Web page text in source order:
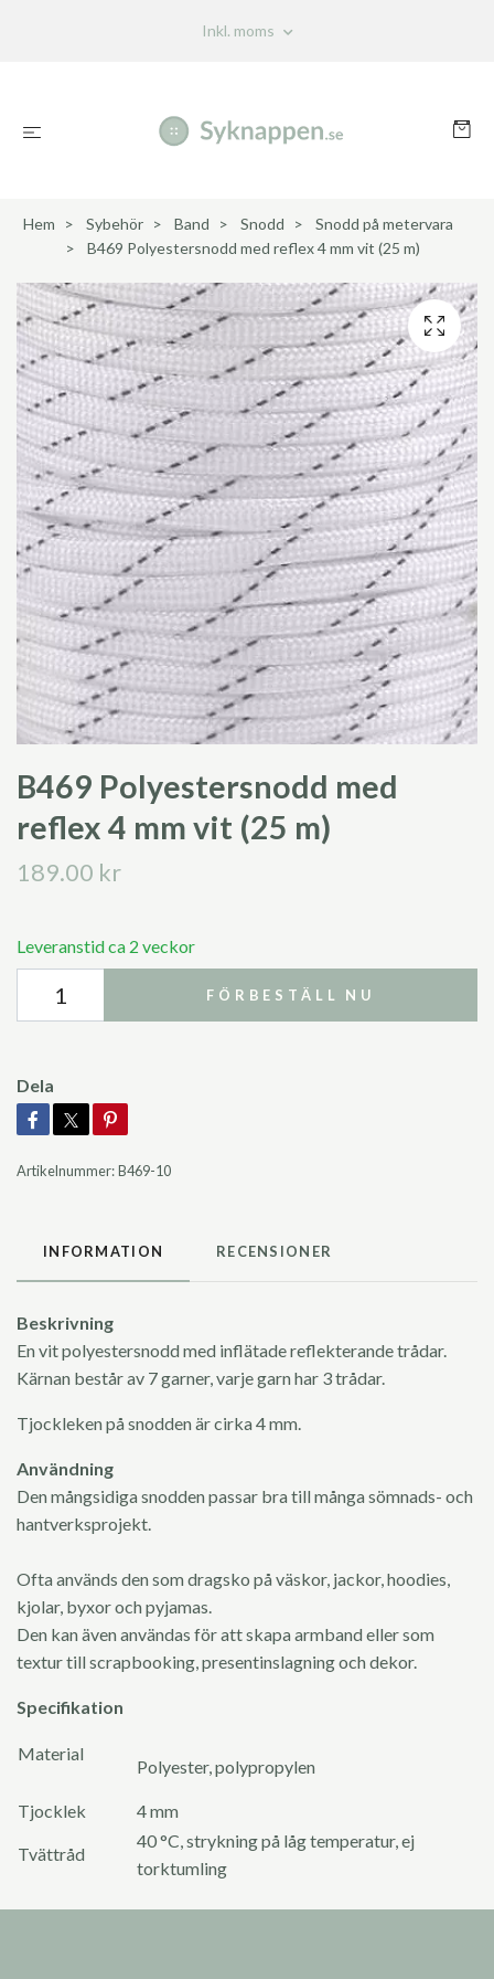
Inkl. moms
Hem Sybehör Band Snodd
Snodd på metervara
B469 Polyestersnodd med reflex 4 mm vit (25 m)
B469 Polyestersnodd med
reflex 4 mm vit (25 m)
189.00 kr
Leveranstid ca 2 veckor
FÖRBESTÄLL NU
Dela
Artikelnummer:B469-10
INFORMATION RECENSIONER
Beskrivning
En vit polyestersnodd med inflätade reflekterande trådar.
Kärnan består av 7 garner, varje garn har 3 trådar.
Tjockleken på snodden är cirka 4 mm.
Användning
Den mångsidiga snodden passar bra till många sömnads- och
hantverksprojekt.
Ofta används den som dragsko på väskor, jackor, hoodies,
kjolar, byxor och pyjamas.
Den kan även användas för att skapa armband eller som
textur till scrapbooking, presentinslagning och dekor.
Specifikation
Material
Polyester, polypropylen
Tjocklek 4 mm
Tvättråd
40 °C, strykning på låg temperatur, ej
torktumling